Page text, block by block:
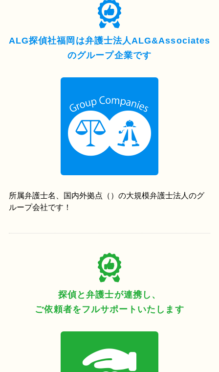
ALG探偵社福岡は弁護士法人ALG&Associates
のグループ企業です
所属弁護士名、国内外拠点（ ）の大規模弁護士法人のグ
ループ会社です！
探偵と弁護士が連携し、
ご依頼者をフルサポートいたします